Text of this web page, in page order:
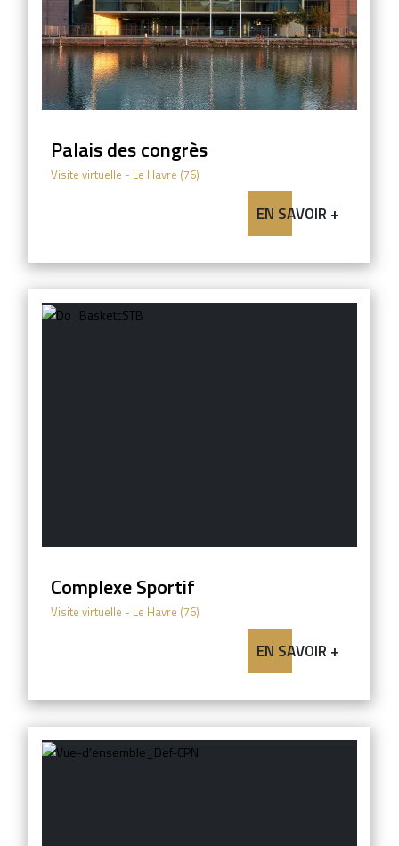
Palais des congrès
Visite virtuelle - Le Havre (76)
EN SAVOIR +
Complexe Sportif
Visite virtuelle - Le Havre (76)
EN SAVOIR +